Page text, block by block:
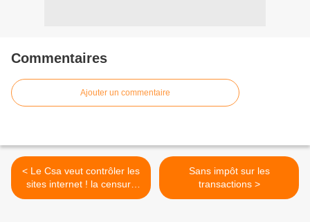
Commentaires
Ajouter un commentaire
< Le Csa veut contrôler les
sites internet ! la censure
politique se met en place
Sans impôt sur les
transactions >